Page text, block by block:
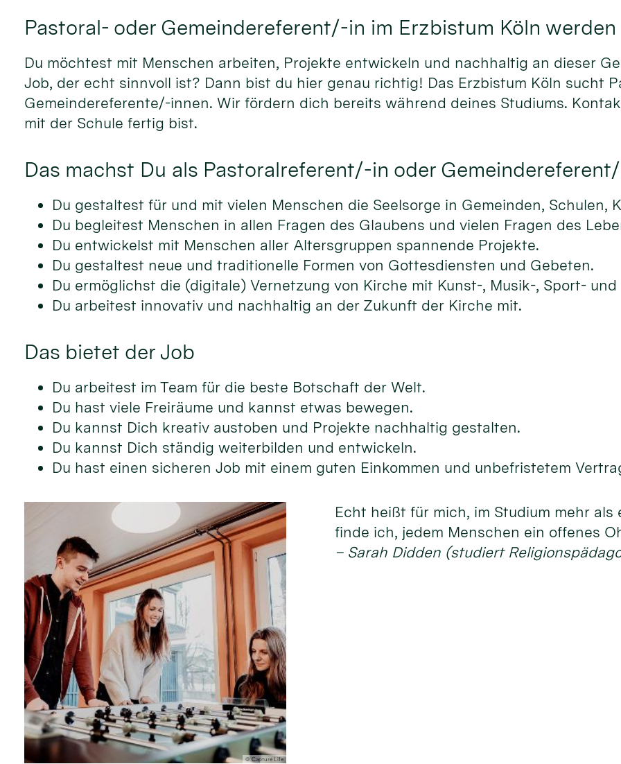
Pastoral- oder Gemeindereferent/-in im Erzbistum Köln werden
Du möchtest mit Menschen arbeiten, Projekte entwickeln und nachhaltig an dieser
Job, der echt sinnvoll ist? Dann bist du hier genau richtig! Das Erzbistum Köln sucht
Gemeindereferente/-innen. Wir fördern dich bereits während deines Studiums.
mit der Schule fertig bist.
Das machst Du als Pastoralreferent/-in oder
Du gestaltest für und mit vielen Menschen die Seelsorge in Gemeinden, Schulen,
Du begleitest Menschen in allen Fragen des Glaubens und vielen Fragen des
Du entwickelst mit Menschen aller Altersgruppen spannende Projekte.
Du gestaltest neue und traditionelle Formen von Gottesdiensten und Gebeten.
Du ermöglichst die (digitale) Vernetzung von Kirche mit Kunst-, Musik-, Sport- und
Du arbeitest innovativ und nachhaltig an der Zukunft der Kirche mit.
Das bietet der Job
Du arbeitest im Team für die beste Botschaft der Welt.
Du hast viele Freiräume und kannst etwas bewegen.
Du kannst Dich kreativ austoben und Projekte nachhaltig gestalten.
Du kannst Dich ständig weiterbilden und entwickeln.
Du hast einen sicheren Job mit einem guten Einkommen und unbefristetem
© Capture Life
Echt heißt für mich, im Studium mehr
finde ich, jedem Menschen ein offenes
– Sarah Didden (studiert